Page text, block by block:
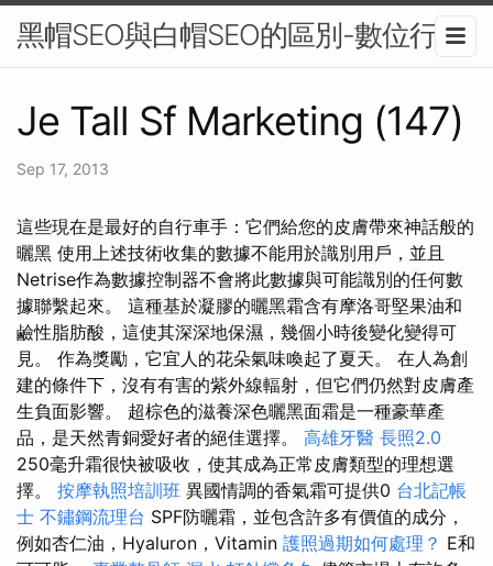
黑帽SEO與白帽SEO的區別-數位行銷
Je Tall Sf Marketing (147)
Sep 17, 2013
這些現在是最好的自行車手：它們給您的皮膚帶來神話般的
曬黑 使用上述技術收集的數據不能用於識別用戶，並且
Netrise作為數據控制器不會將此數據與可能識別的任何數
據聯繫起來。 這種基於凝膠的曬黑霜含有摩洛哥堅果油和
鹼性脂肪酸，這使其深深地保濕，幾個小時後變化變得可
見。 作為獎勵，它宜人的花朵氣味喚起了夏天。 在人為創
建的條件下，沒有有害的紫外線輻射，但它們仍然對皮膚產
生負面影響。 超棕色的滋養深色曬黑面霜是一種豪華產
品，是天然青銅愛好者的絕佳選擇。 高雄牙醫 長照2.0
250毫升霜很快被吸收，使其成為正常皮膚類型的理想選
擇。 按摩執照培訓班 異國情調的香氣霜可提供0 台北記帳
士 不鏽鋼流理台 SPF防曬霜，並包含許多有價值的成分，
例如杏仁油，Hyaluron，Vitamin 護照過期如何處理？ E和